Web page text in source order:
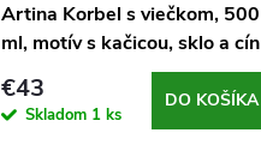
Artina Korbel s viečkom, 500
ml, motív s kačicou, sklo a cín
€43
Skladom 1 ks
DO KOŠÍKA